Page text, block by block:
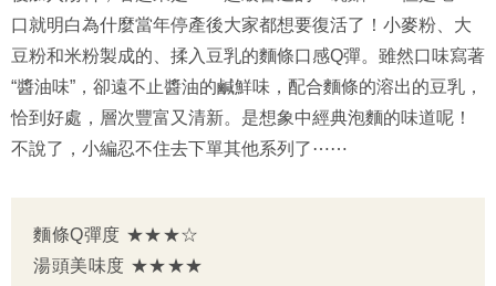
口就明白為什麼當年停產後大家都想要復活了！小麥粉、大
豆粉和米粉製成的、揉入豆乳的麵條口感Q彈。雖然口味寫著
“醬油味”，卻遠不止醬油的鹹鮮味，配合麵條的溶出的豆乳，
恰到好處，層次豐富又清新。是想象中經典泡麵的味道呢！
不說了，小編忍不住去下單其他系列了⋯⋯
麵條Q彈度 ★★★☆
湯頭美味度 ★★★★